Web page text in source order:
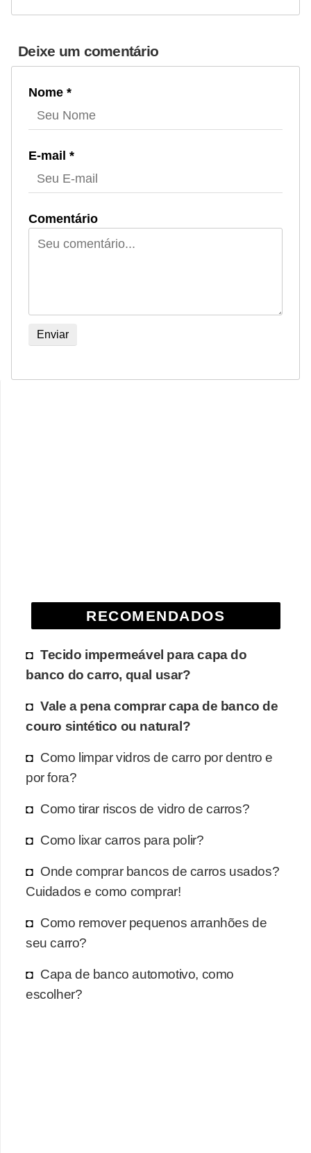
Deixe um comentário
Nome *
E-mail *
Comentário
RECOMENDADOS
Tecido impermeável para capa do
banco do carro, qual usar?
Vale a pena comprar capa de banco de
couro sintético ou natural?
Como limpar vidros de carro por dentro e
por fora?
Como tirar riscos de vidro de carros?
Como lixar carros para polir?
Onde comprar bancos de carros usados?
Cuidados e como comprar!
Como remover pequenos arranhões de
seu carro?
Capa de banco automotivo, como
escolher?